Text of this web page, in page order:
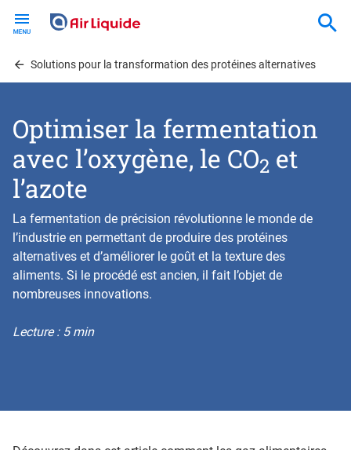
contentSolutions pour la transformation des protéines alternatives
Optimiser la fermentation
avec l’oxygène, le CO2 et
l’azote
La fermentation de précision révolutionne le monde de
l’industrie en permettant de produire des protéines
alternatives et d’améliorer le goût et la texture des
aliments. Si le procédé est ancien, il fait l’objet de
nombreuses innovations.
Lecture : 5 min